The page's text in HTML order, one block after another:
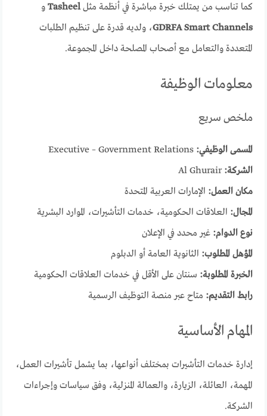
كما تناسب من يمتلك خبرة مباشرة في أنظمة مثلTasheel و
GDRFA Smart Channels، ولديه قدرة على تنظيم الطلبات
المتعددة والتعامل مع أصحاب المصلحة داخل المجموعة.
معلومات الوظيفة
ملخص سريع
المسمى الوظيفي: Executive – Government Relations
الشركة: Al Ghurair
مكان العمل: الإمارات العربية المتحدة
المجال: العلاقات الحكومية، خدمات التأشيرات، الموارد البشرية
نوع الدوام: غير محدد في الإعلان
المؤهل المطلوب: الثانوية العامة أو الدبلوم
الخبرة المطلوبة: سنتان على الأقل في خدمات العلاقات الحكومية
رابط التقديم: متاح عبر منصة التوظيف الرسمية
المهام الأساسية
إدارة خدمات التأشيرات بمختلف أنواعها، بما يشمل تأشيرات العمل،
المهمة، العائلة، الزيارة، والعمالة المنزلية، وفق سياسات وإجراءات
الشركة.